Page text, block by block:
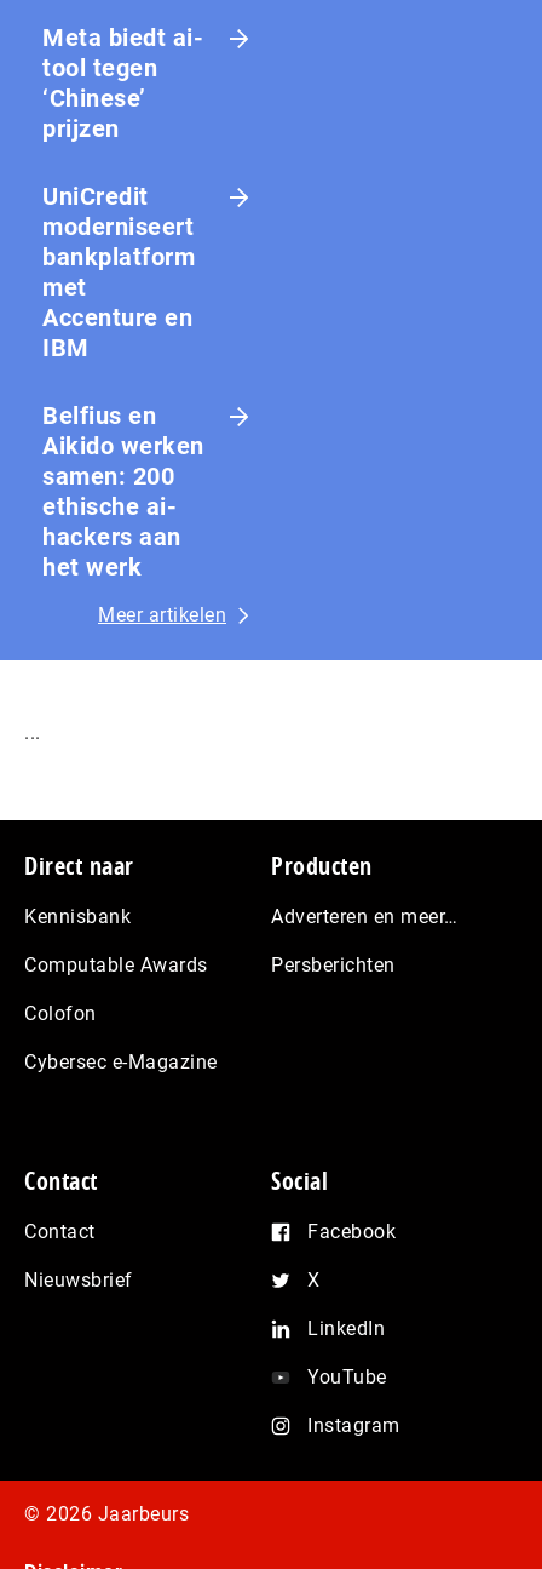
Meta biedt ai-
tool tegen
‘Chinese’
prijzen
UniCredit
moderniseert
bankplatform
met
Accenture en
IBM
Belfius en
Aikido werken
samen: 200
ethische ai-
hackers aan
het werk
Meer artikelen
...
Footer
Direct naar
Kennisbank
Computable Awards
Colofon
Cybersec e-Magazine
Producten
Adverteren en meer…
Persberichten
Contact
Contact
Nieuwsbrief
Social
Facebook
X
LinkedIn
YouTube
Instagram
© 2026 Jaarbeurs